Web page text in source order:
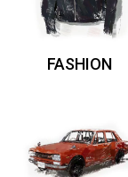
FASHION